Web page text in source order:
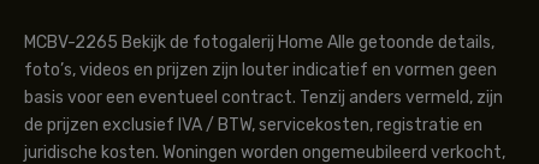
MCBV-2265 Bekijk de fotogalerij Home Alle getoonde details,
foto’s, videos en prijzen zijn louter indicatief en vormen geen
basis voor een eventueel contract. Tenzij anders vermeld, zijn
de prijzen exclusief IVA / BTW, servicekosten, registratie en
juridische kosten. Woningen worden ongemeubileerd verkocht,